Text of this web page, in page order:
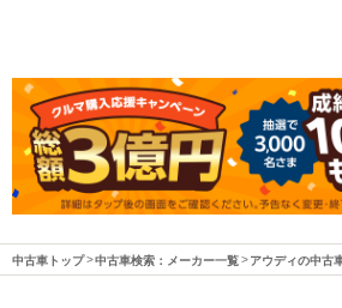
中古車トップ 中古車検索：メーカー一覧 アウディの中古